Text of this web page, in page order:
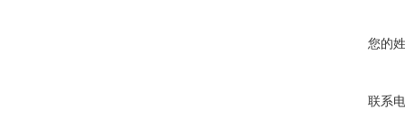
您的
联系